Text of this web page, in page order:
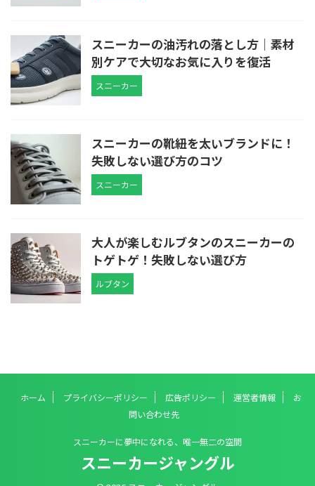
スニーカーの油汚れの落とし方｜素材
別ケアで大切なお気に入りを復活
スニーカー
スニーカーの靴紐を太いブランドに！
失敗しない選び方のコツ
スニーカー
大人が楽しむルブタンのスニーカーの
トゲトゲ！失敗しない選び方
ルブタン
ホーム プライバシーポリシー 広告ポリシー 運営者情報
お
問い合わせ先
スニーカーに夢中になれる、唯一無二の空間
スニーカージャングル